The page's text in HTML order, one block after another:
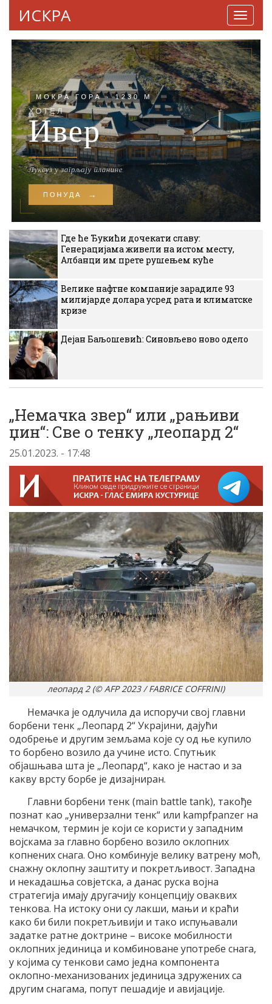
ИСКРА
Где ће Ђукићи дочекати славу:
Генерацијама живели на истом месту,
Албанци им прете рушењем куће
Велике нафтне компаније зарадиле 93
милијарде долара усред рата и климатске
кризе
Дејан Баљошевић: Синовљево ново одело
„Немачка звер“ или „рањиви
џин“: Све о тенку „леопард 2“
25.01.2023. - 17:48
леопард 2 (© AFP 2023 / FABRICE COFFRINI)
Немачка је одлучила да испоручи свој главни
борбени тенк „Леопард 2“ Украјини, дајући
одобрење и другим земљама које су од ње купило
то борбено возило да учине исто. Спутњик
објашњава шта је „Леопард“, како је настао и за
какву врсту борбе је дизајниран.
Главни борбени тенк (main battle tank), такође
познат као „универзални тенк“ или kampfpanzer на
немачком, термин је који се користи у западним
војскама за главно борбено возило оклопних
копнених снага. Оно комбинује велику ватрену моћ,
снажну оклопну заштиту и покретљивост. Западна
и некадашња совјетска, а данас руска војна
стратегија имају другачију концепцију оваквих
тенкова. На истоку они су лакши, мањи и краћи
како би били покретљивији и тако испуњавали
задатке ратне доктрине – високе мобилности
оклопних јединица и комбиноване употребе снага,
у којима су тенкови само једна компонента
оклопно-механизованих јединица здружених са
другим снагама, попут пешадије и авијације.